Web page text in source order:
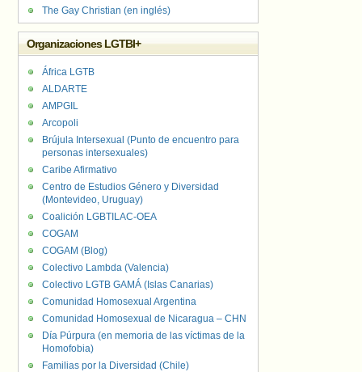
The Gay Christian (en inglés)
Organizaciones LGTBI+
África LGTB
ALDARTE
AMPGIL
Arcopoli
Brújula Intersexual (Punto de encuentro para
personas intersexuales)
Caribe Afirmativo
Centro de Estudios Género y Diversidad
(Montevideo, Uruguay)
Coalición LGBTILAC-OEA
COGAM
COGAM (Blog)
Colectivo Lambda (Valencia)
Colectivo LGTB GAMÁ (Islas Canarias)
Comunidad Homosexual Argentina
Comunidad Homosexual de Nicaragua – CHN
Día Púrpura (en memoria de las víctimas de la
Homofobia)
Familias por la Diversidad (Chile)